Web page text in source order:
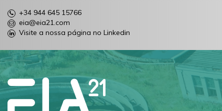
+34 944 645 15766
eia@eia21.com
Visite a nossa página no Linkedin